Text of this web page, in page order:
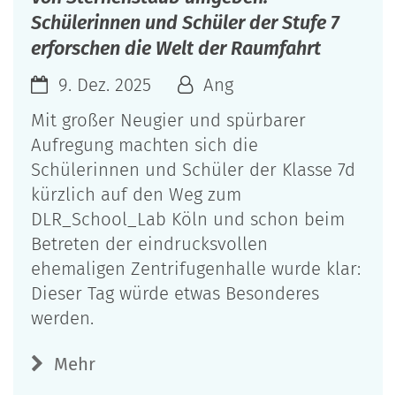
Schülerinnen und Schüler der Stufe 7
erforschen die Welt der Raumfahrt
9. Dez. 2025
Ang
Mit großer Neugier und spürbarer
Aufregung machten sich die
Schülerinnen und Schüler der Klasse 7d
kürzlich auf den Weg zum
DLR_School_Lab Köln und schon beim
Betreten der eindrucksvollen
ehemaligen Zentrifugenhalle wurde klar:
Dieser Tag würde etwas Besonderes
werden.
Mehr